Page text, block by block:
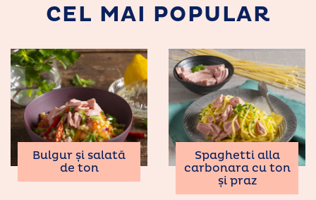
CEL MAI POPULAR
Bulgur și salată
de ton
Spaghetti alla
carbonara cu ton
și praz